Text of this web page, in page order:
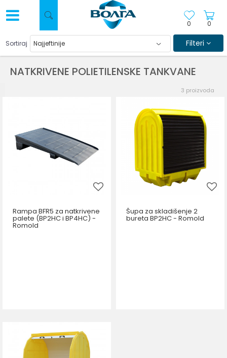
0
0
NATKRIVENE POLIETILENSKE TANKVANE
Sortiraj Filteri
3 proizvoda
Rampa BFR5 za natkrivene
palete (BP2HC i BP4HC) -
Romold
Šupa za skladišenje 2
bureta BP2HC - Romold